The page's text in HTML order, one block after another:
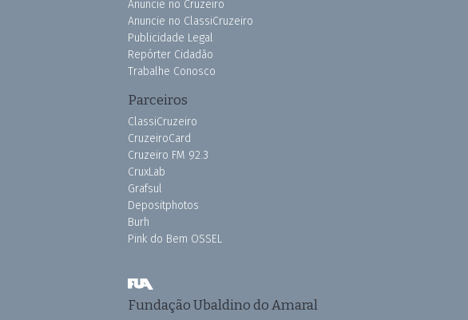
Anuncie no Cruzeiro
Anuncie no ClassiCruzeiro
Publicidade Legal
Repórter Cidadão
Trabalhe Conosco
Parceiros
ClassiCruzeiro
CruzeiroCard
Cruzeiro FM 92.3
CruxLab
Grafsul
Depositphotos
Burh
Pink do Bem OSSEL
Fundação Ubaldino do Amaral